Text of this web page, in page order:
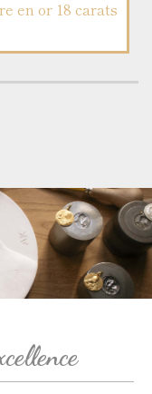
en or 18 carats